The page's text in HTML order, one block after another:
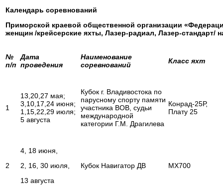
Календарь соревнований
Приморской краевой общественной организации
женщин /крейсерские яхты, Лазер-радиал, Лазер-стандарт/
№
п/п
Дата
проведения
Наименование
соревнований
Класс яхт
1
13,20,27 мая;
3,10,17,24 июня;
1,15,22,29 июля;
5 августа
Кубок г. Владивостока по
парусному спорту памяти
участника ВОВ, судьи
международной
категории Г.М. Драгилева
Конрад-25Р,
Плату 25
2
4, 18 июня,
2, 16, 30 июля,
13 августа
Кубок Навигатор ДВ MX700